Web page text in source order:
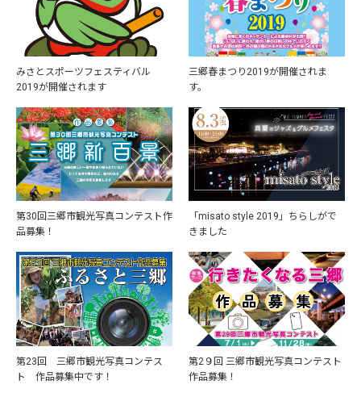
みさとスポーツフェスティバル
2019が開催されます
三郷春まつり2019が開催されま
す。
第30回三郷市観光写真コンテスト作
品募集！
「misato style 2019」ちらしがで
きました
第23回 三郷市観光写真コンテス
ト 作品募集中です！
第2９回 三郷市観光写真コンテスト
作品募集！